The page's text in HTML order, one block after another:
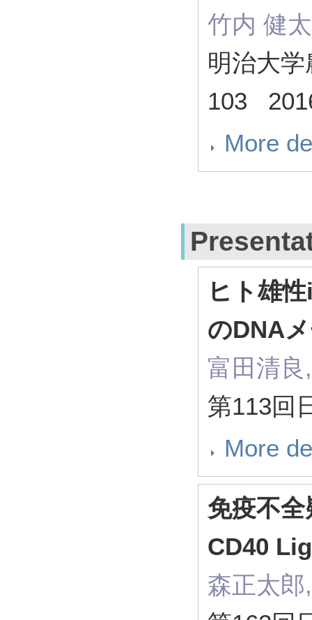
竹内 健
明治大
103
More
ヒト雄
のDNA
富田清
第113回
More
免疫不
CD40
森正太